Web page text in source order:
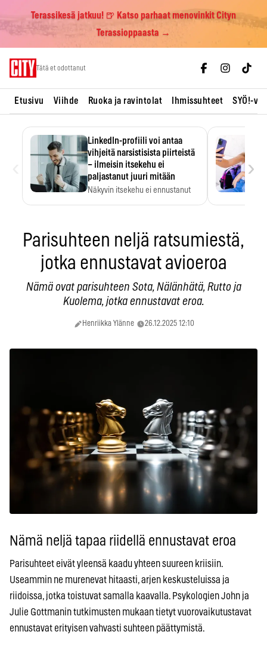
Terassikesä jatkuu! 🍺 Katso parhaat menovinkit Cityn
Terassioppaasta →
Tätä et odottanut
Etusivu Viihde Ruoka ja ravintolat Ihmissuhteet SYÖ!-
LinkedIn-profiili voi antaa
vihjeitä narsistisista piirteistä
– ilmeisin itsekehu ei
paljastanut juuri mitään
Näkyvin itsekehu ei ennustanut
›
Parisuhteen neljä ratsumiestä,
jotka ennustavat avioeroa
Nämä ovat parisuhteen Sota, Nälänhätä, Rutto ja
Kuolema, jotka ennustavat eroa.
Henriikka Ylänne 26.12.2025 12:10
Nämä neljä tapaa riidellä ennustavat eroa
Parisuhteet eivät yleensä kaadu yhteen suureen kriisiin.
Useammin ne murenevat hitaasti, arjen keskusteluissa ja
riidoissa, jotka toistuvat samalla kaavalla. Psykologien John ja
Julie Gottmanin tutkimusten mukaan tietyt vuorovaikutustavat
ennustavat erityisen vahvasti suhteen päättymistä.